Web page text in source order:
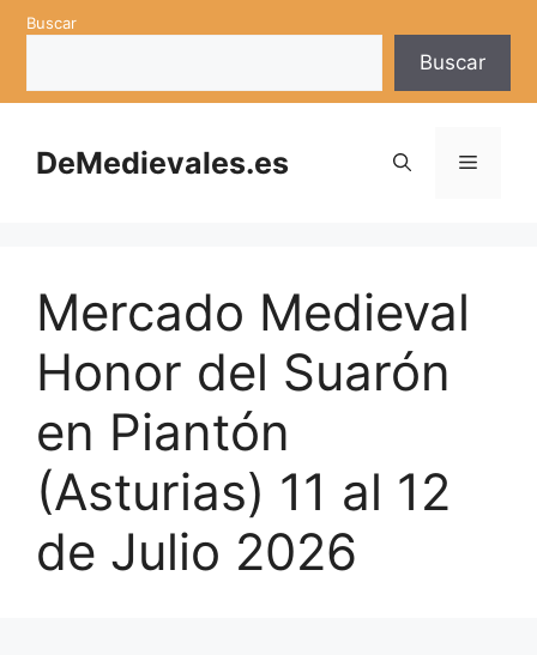
SaltarBuscar
Buscar
DeMedievales.es Menú
Mercado Medieval
Honor del Suarón
en Piantón
(Asturias) 11 al 12
de Julio 2026